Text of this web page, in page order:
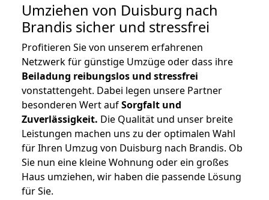
Umziehen von Duisburg nach
Brandis sicher und stressfrei
Profitieren Sie von unserem erfahrenen
Netzwerk für günstige Umzüge oder dass ihre
Beiladung reibungslos und stressfrei
vonstattengeht. Dabei legen unsere Partner
besonderen Wert aufSorgfalt und
Zuverlässigkeit. Die Qualität und unser breite
Leistungen machen uns zu der optimalen Wahl
für Ihren Umzug von Duisburg nach Brandis. Ob
Sie nun eine kleine Wohnung oder ein großes
Haus umziehen, wir haben die passende Lösung
für Sie.